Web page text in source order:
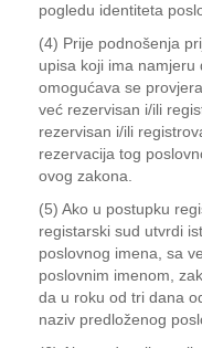
pogledu identiteta
(4) Prije podnošenja
upisa koji ima
omogućava se
već rezervisan i/ili
rezervisan i/ili
rezervacija tog
ovog zakona.
(5) Ako u postupku
registarski sud utvrdi
poslovnog imena, sa
poslovnim imenom,
da u roku od tri dana
naziv predloženog